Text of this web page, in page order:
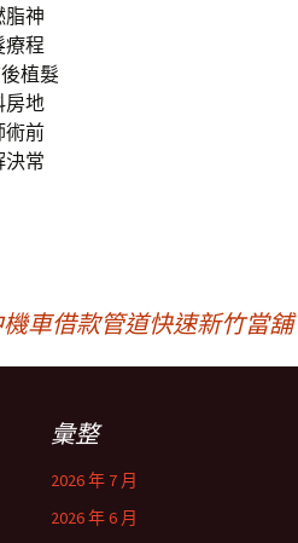
脂神
療程
植髮
房地
術前
決常
車借款管道快速新竹當舖
彙整
2026 年 7 月
2026 年 6 月